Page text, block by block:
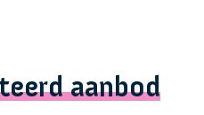
aanbod